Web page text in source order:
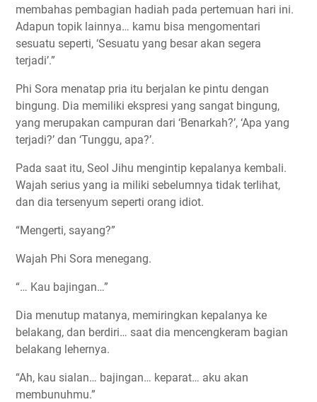
membahas pembagian hadiah pada pertemuan hari ini.
Adapun topik lainnya… kamu bisa mengomentari
sesuatu seperti, ‘Sesuatu yang besar akan segera
terjadi’.”
Phi Sora menatap pria itu berjalan ke pintu dengan
bingung. Dia memiliki ekspresi yang sangat bingung,
yang merupakan campuran dari ‘Benarkah?’, ‘Apa yang
terjadi?’ dan ‘Tunggu, apa?’.
Pada saat itu, Seol Jihu mengintip kepalanya kembali.
Wajah serius yang ia miliki sebelumnya tidak terlihat,
dan dia tersenyum seperti orang idiot.
“Mengerti, sayang?”
Wajah Phi Sora menegang.
“… Kau bajingan…”
Dia menutup matanya, memiringkan kepalanya ke
belakang, dan berdiri… saat dia mencengkeram bagian
belakang lehernya.
“Ah, kau sialan… bajingan… keparat… aku akan
membunuhmu.”